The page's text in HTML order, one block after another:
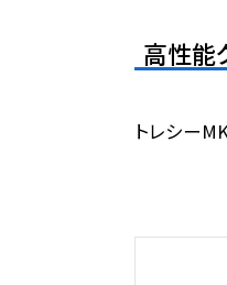
高性能
トレシー